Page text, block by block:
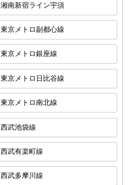
湘南新宿ライン宇須
東京メトロ副都心線
東京メトロ銀座線
東京メトロ日比谷線
東京メトロ南北線
西武池袋線
西武有楽町線
西武多摩川線